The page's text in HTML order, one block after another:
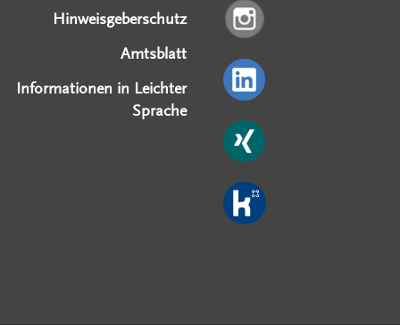
Hinweisgeberschutz
Amtsblatt
Informationen in Leichter
Sprache